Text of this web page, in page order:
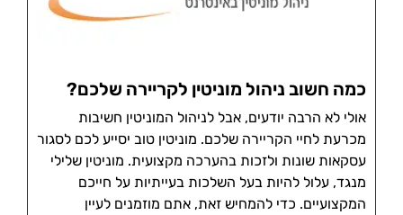
כמה חשוב ניהול מוניטין לקריירה שלכם?
אולי לא הרבה יודעים, אבל לניהול המוניטין חשיבות
מכרעת לחיי הקריירה שלכם. מוניטין טוב יסייע לכם לסגור
עסקאות שונות ולזכות בהערכה מקצועית. מוניטין שלילי
מנגד, עלול להיות בעל השלכות בעייתיות על חייכם
המקצועיים. כדי להמחיש זאת, אתם מוזמנים לעיין